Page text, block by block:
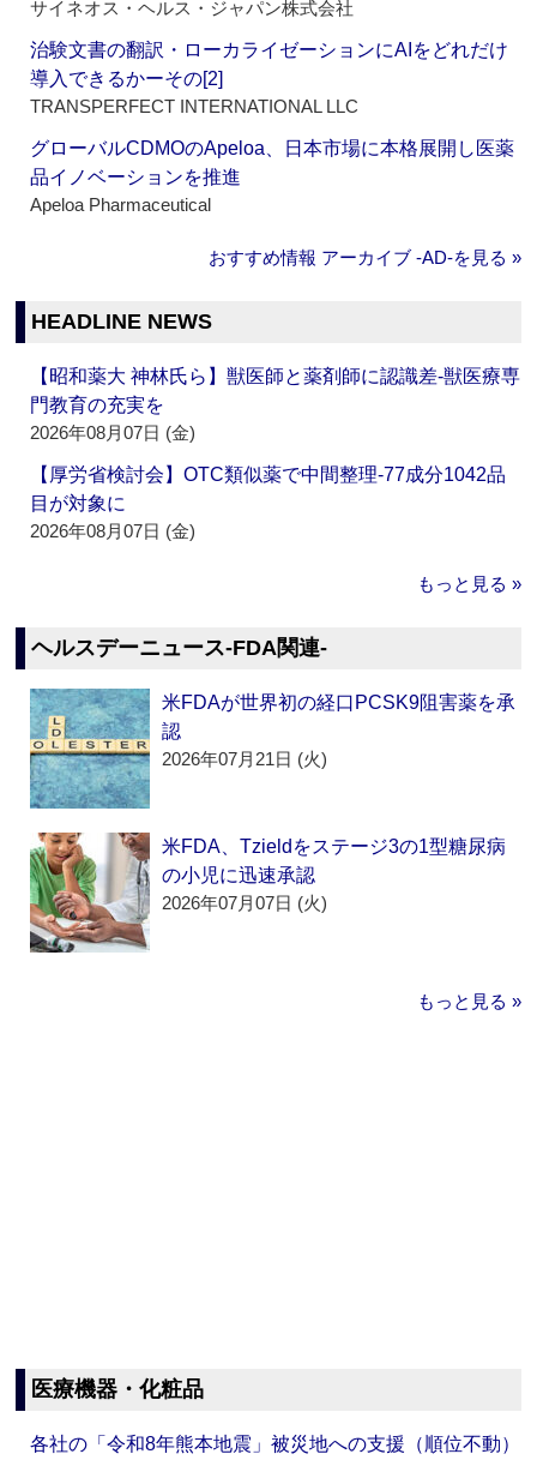
サイネオス・ヘルス・ジャパン株式会社
治験文書の翻訳・ローカライゼーションにAIをどれだけ
導入できるかーその[2]
TRANSPERFECT INTERNATIONAL LLC
グローバルCDMOのApeloa、日本市場に本格展開し医薬
品イノベーションを推進
Apeloa Pharmaceutical
おすすめ情報 アーカイブ ‐AD‐を見る »
HEADLINE NEWS
【昭和薬大 神林氏ら】獣医師と薬剤師に認識差‐獣医療専
門教育の充実を
2026年08月07日 (金)
【厚労省検討会】OTC類似薬で中間整理‐77成分1042品
目が対象に
2026年08月07日 (金)
もっと見る »
ヘルスデーニュース‐FDA関連‐
米FDAが世界初の経口PCSK9阻害薬を承
認
2026年07月21日 (火)
米FDA、Tzieldをステージ3の1型糖尿病
の小児に迅速承認
2026年07月07日 (火)
もっと見る »
医療機器・化粧品
各社の「令和8年熊本地震」被災地への支援（順位不動）